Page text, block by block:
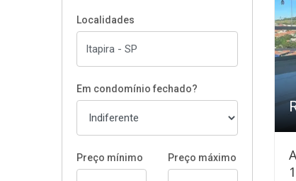
Localidades
Em condomínio fechado?
Preço mínimo Preço máximo